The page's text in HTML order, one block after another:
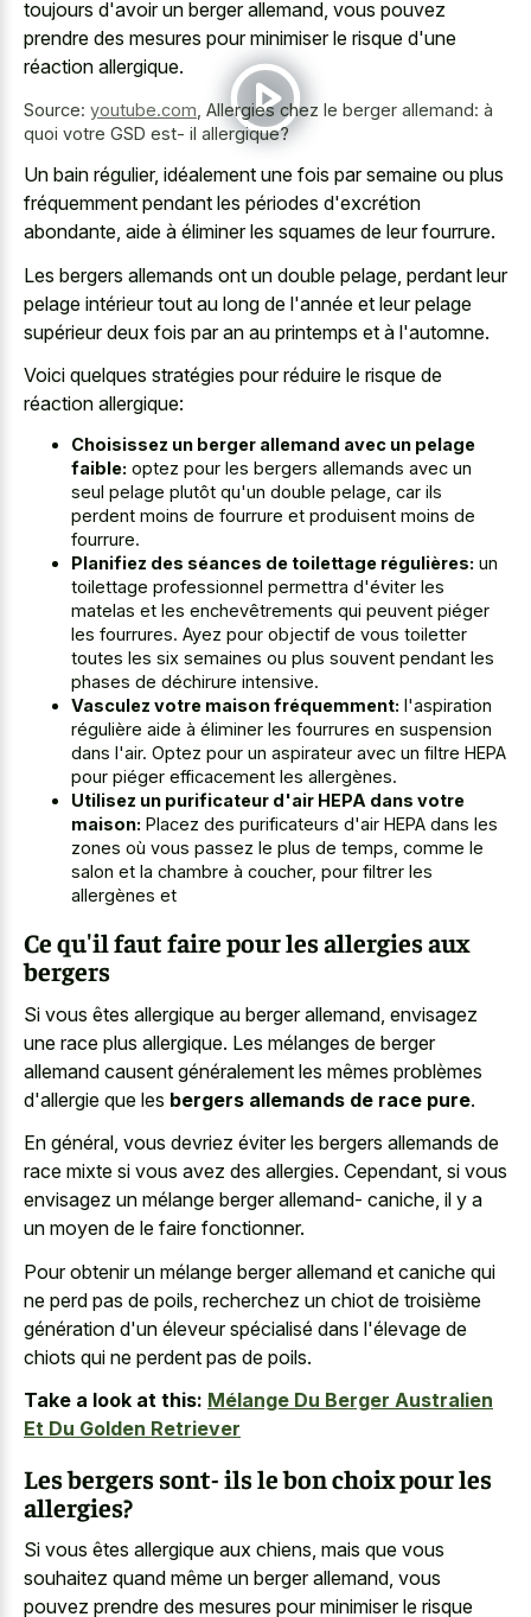
toujours d'avoir un berger allemand, vous pouvez
prendre des mesures pour minimiser le risque d'une
réaction allergique.
Source: youtube.com Allergies chez le berger allemand: à
quoi votre GSD est- il allergique?
Un bain régulier, idéalement une fois par semaine ou plus
fréquemment pendant les périodes d'excrétion
abondante, aide à éliminer les squames de leur fourrure.
Les bergers allemands ont un double pelage, perdant leur
pelage intérieur tout au long de l'année et leur pelage
supérieur deux fois par an au printemps et à l'automne.
Voici quelques stratégies pour réduire le risque de
réaction allergique:
Choisissez un berger allemand avec un pelage
faible: optez pour les bergers allemands avec un
seul pelage plutôt qu'un double pelage, car ils
perdent moins de fourrure et produisent moins de
fourrure.
Planifiez des séances de toilettage régulières: un
toilettage professionnel permettra d'éviter les
matelas et les enchevêtrements qui peuvent piéger
les fourrures. Ayez pour objectif de vous toiletter
toutes les six semaines ou plus souvent pendant les
phases de déchirure intensive.
Vasculez votre maison fréquemment: l'aspiration
régulière aide à éliminer les fourrures en suspension
dans l'air. Optez pour un aspirateur avec un filtre HEPA
pour piéger efficacement les allergènes.
Utilisez un purificateur d'air HEPA dans votre
maison: Placez des purificateurs d'air HEPA dans les
zones où vous passez le plus de temps, comme le
salon et la chambre à coucher, pour filtrer les
allergènes et
Ce qu'il faut faire pour les allergies aux
bergers
Si vous êtes allergique au berger allemand, envisagez
une race plus allergique. Les mélanges de berger
allemand causent généralement les mêmes problèmes
d'allergie que les bergers allemands de race pure.
En général, vous devriez éviter les bergers allemands de
race mixte si vous avez des allergies. Cependant, si vous
envisagez un mélange berger allemand- caniche, il y a
un moyen de le faire fonctionner.
Pour obtenir un mélange berger allemand et caniche qui
ne perd pas de poils, recherchez un chiot de troisième
génération d'un éleveur spécialisé dans l'élevage de
chiots qui ne perdent pas de poils.
Take a look at this: Mélange Du Berger Australien
Et Du Golden Retriever
Les bergers sont- ils le bon choix pour les
allergies?
Si vous êtes allergique aux chiens, mais que vous
souhaitez quand même un berger allemand, vous
pouvez prendre des mesures pour minimiser le risque